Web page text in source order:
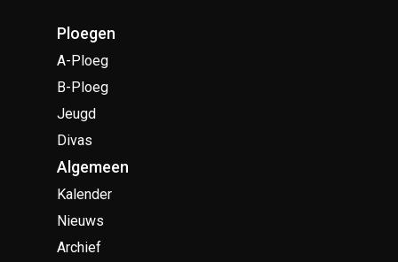
Ploegen
A-Ploeg
B-Ploeg
Jeugd
Divas
Algemeen
Kalender
Nieuws
Archief